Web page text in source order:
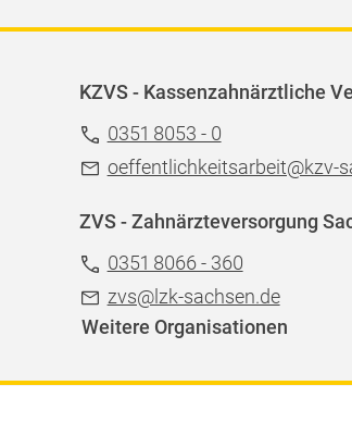
KZVS - Kassenzahnärztliche
0351 8053 - 0
oeffentlichkeitsarbeit@kzv-
ZVS - Zahnärzteversorgung
0351 8066 - 360
zvs@lzk-sachsen.de
Weitere Organisationen